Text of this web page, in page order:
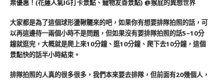
大家都是為了這個球形盪鞦韆來的吧，如果你有想要排隊拍照的話，可
以再這邊待一兩個小時不是問題，但如果沒有要排隊拍照的話5~10分
鐘就逛完，大概就是爬上來10分鐘、逛10分鐘、爬下去10分鐘，這個
景點快的話半小時結束。
排隊拍照的人真的很多很多，我們本來要去排隊，但前面有20幾個人，